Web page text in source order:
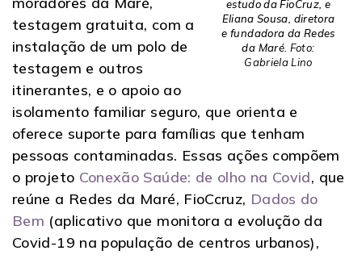
estudo da FioCruz, e
Eliana Sousa, diretora
e fundadora da Redes
da Maré. Foto:
Gabriela Lino
testagem gratuita, com a
instalação de um polo de
testagem e outros
itinerantes, e o apoio ao
isolamento familiar seguro, que orienta e
oferece suporte para famílias que tenham
pessoas contaminadas. Essas ações compõem
o projeto Conexão Saúde: de olho na Covid, que
reúne a Redes da Maré, FioCcruz, Dados do
Bem (aplicativo que monitora a evolução da
Covid-19 na população de centros urbanos),